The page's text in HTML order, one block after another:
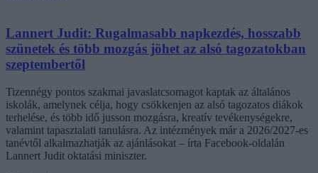
Lannert Judit: Rugalmasabb napkezdés, hosszabb
szünetek és több mozgás jöhet az alsó tagozatokban
szeptembertől
Tizennégy pontos szakmai javaslatcsomagot kaptak az általános
iskolák, amelynek célja, hogy csökkenjen az alsó tagozatos diákok
terhelése, és több idő jusson mozgásra, kreatív tevékenységekre,
valamint tapasztalati tanulásra. Az intézmények már a 2026/2027-es
tanévtől alkalmazhatják az ajánlásokat – írta Facebook-oldalán
Lannert Judit oktatási miniszter.